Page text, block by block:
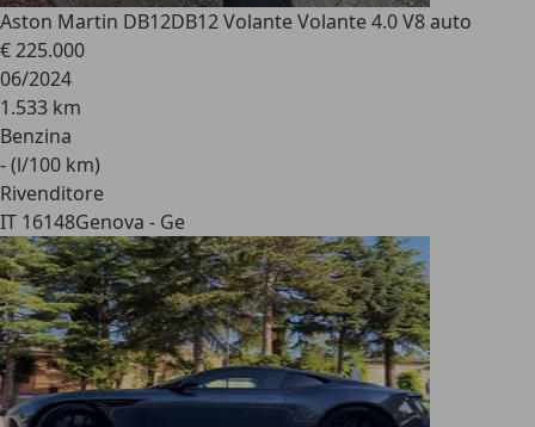
Aston Martin DB12DB12 Volante Volante 4.0 V8 auto
€ 225.000
06/2024
1.533 km
Benzina
- (l/100 km)
Rivenditore
IT 16148Genova - Ge